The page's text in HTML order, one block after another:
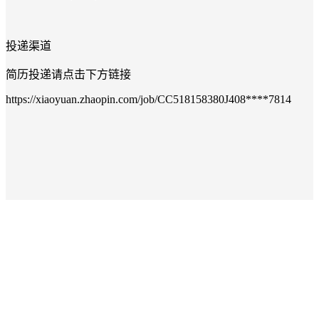
投递渠道
简历投递请点击下方链接
https://xiaoyuan.zhaopin.com/job/CC518158380J408****7814